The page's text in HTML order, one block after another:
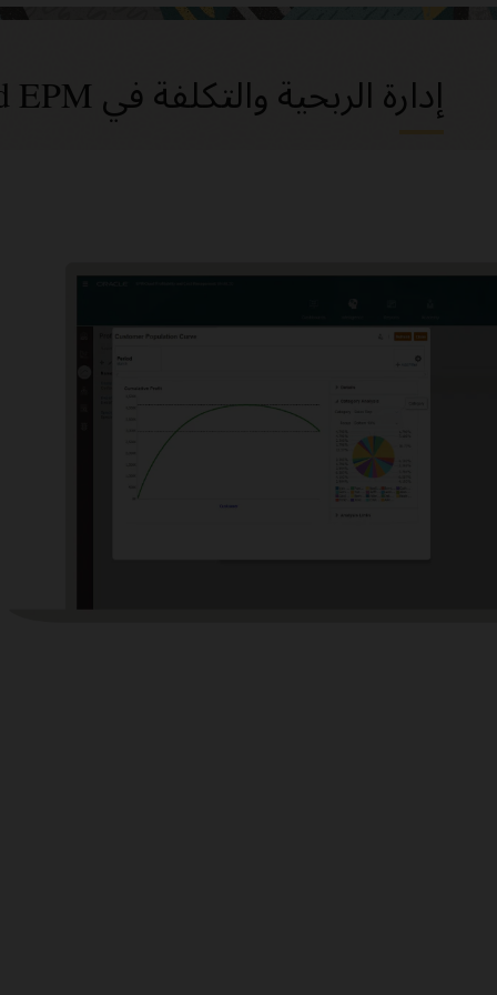
إدارة الربحية والتكلفة في Oracle Cloud EPM